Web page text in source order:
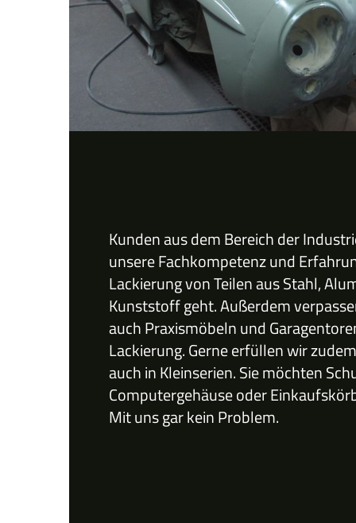
Kunden aus dem Bereich der
unsere Fachkompetenz und
Lackierung von Teilen aus Stahl,
Kunststoff geht. Außerdem
auch Praxismöbeln und
Lackierung. Gerne erfüllen wir
auch in Kleinserien. Sie möchten
Computergehäuse oder
Mit uns gar kein Problem.